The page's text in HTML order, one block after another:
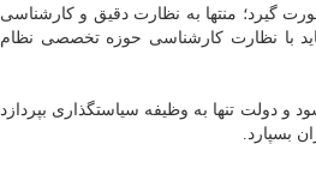
گیرد؛ منتها به نظارت دقیق و کارشناسی
با نظارت کارشناسی حوزه تخصصی نظام
دولت تنها به وظیفه سیاستگذاری بپردازد
بسپارد.